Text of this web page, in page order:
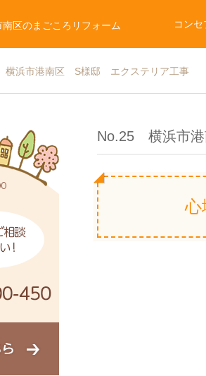
南区のまごころリフォーム コンセ
浜市港南区 S様邸 エクステリア工事
No.25 横浜市
心